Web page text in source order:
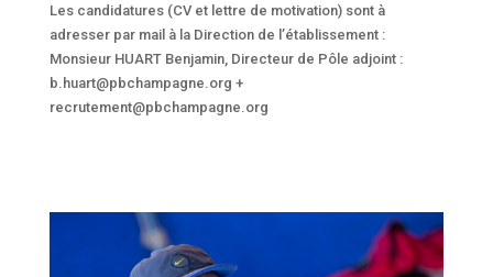
Les candidatures (CV et lettre de motivation) sont à
adresser par mail à la Direction de l’établissement :
Monsieur HUART Benjamin, Directeur de Pôle adjoint :
b.huart@pbchampagne.org +
recrutement@pbchampagne.org